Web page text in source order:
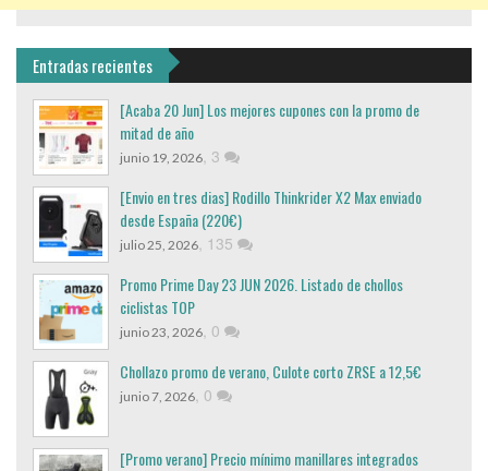
Entradas recientes
[Acaba 20 Jun] Los mejores cupones con la promo de
mitad de año
junio 19, 2026, 3
[Envio en tres dias] Rodillo Thinkrider X2 Max enviado
desde España (220€)
julio 25, 2026, 135
Promo Prime Day 23 JUN 2026. Listado de chollos
ciclistas TOP
junio 23, 2026, 0
Chollazo promo de verano, Culote corto ZRSE a 12,5€
junio 7, 2026, 0
[Promo verano] Precio mínimo manillares integrados